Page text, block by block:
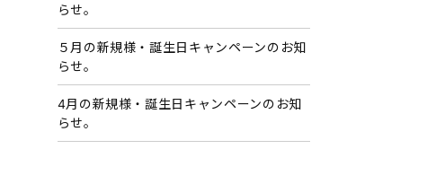
らせ。
５月の新規様・誕生日キャンペーンのお知
らせ。
4月の新規様・誕生日キャンペーンのお知
らせ。